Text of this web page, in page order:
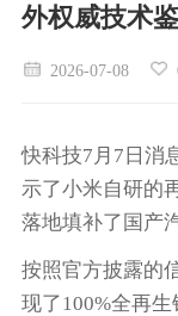
外权威技术
2026-07-08
快科技7月7日消
示了小米自研的
落地填补了国产
按照官方披露的
现了100%全再